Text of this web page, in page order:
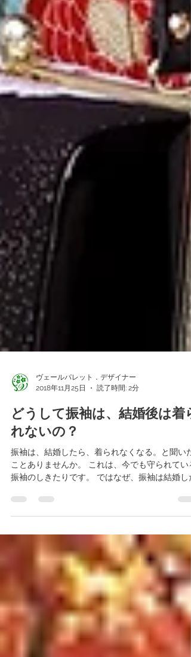
ヴェールパレット．デザイナー
2018年11月25日
読了時間: 2分
どうして振袖は、結婚後は着ら
れないの？
振袖は、結婚したら、着られなくなる。と聞いた
ことありませんか。 これは、今でも守られている
あるのです。 昔、女性からの求愛や、男性から
愛されて、そのお返事を女性が、直接、言葉で...